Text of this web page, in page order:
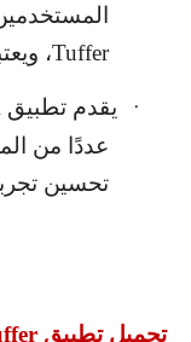
Tuffer،
· يقدم تطبيق
عددًا من
تحسين
تحميل تطبيق